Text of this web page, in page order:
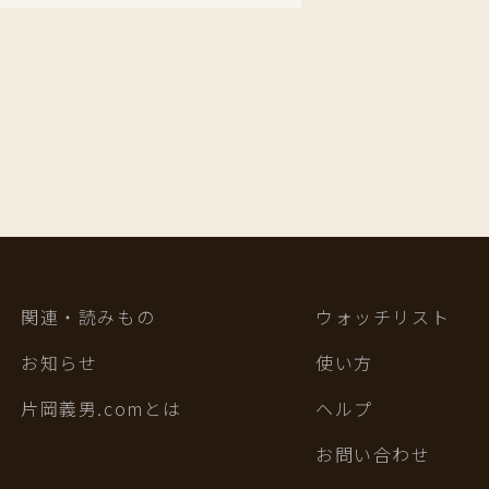
関連・読みもの
お知らせ
片岡義男.comとは
ウォッチリスト
使い方
ヘルプ
お問い合わせ